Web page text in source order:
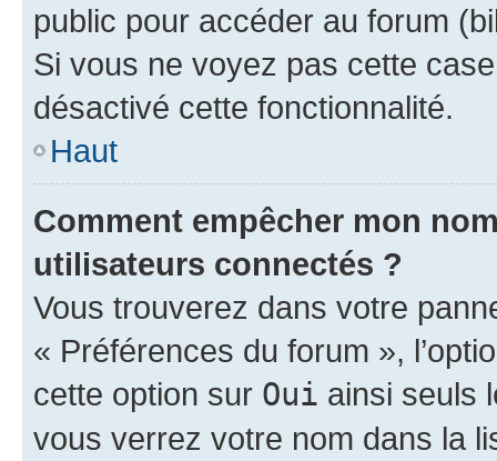
public pour accéder au forum
Si vous ne voyez pas cette
désactivé cette fonctionnalité.
Haut
Comment empêcher mon
utilisateurs connectés ?
Vous trouverez dans votre
« Préférences du forum »,
cette option sur Oui ainsi seuls
vous verrez votre nom dans la